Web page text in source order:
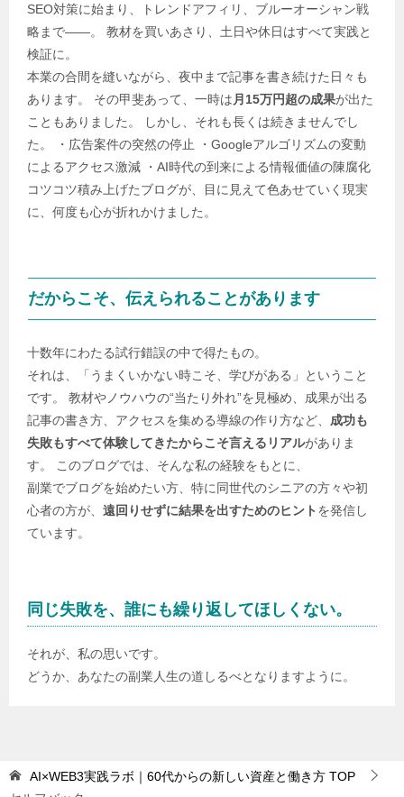
SEO対策に始まり、トレンドアフィリ、ブルーオーシャン戦
略まで――。 教材を買いあさり、土日や休日はすべて実践と
検証に。
本業の合間を縫いながら、夜中まで記事を書き続けた日々も
あります。 その甲斐あって、一時は 月15万円超の成果が出た
こともありました。 しかし、それも長くは続きませんでし
た。 ・広告案件の突然の停止 ・Googleアルゴリズムの変動
によるアクセス激減 ・AI時代の到来による情報価値の陳腐化
コツコツ積み上げたブログが、目に見えて色あせていく現実
に、何度も心が折れかけました。
だからこそ、伝えられることがあります
十数年にわたる試行錯誤の中で得たもの。
それは、「うまくいかない時こそ、学びがある」ということ
です。 教材やノウハウの“当たり外れ”を見極め、成果が出る
記事の書き方、アクセスを集める導線の作り方など、 成功も
失敗もすべて体験してきたからこそ言えるリアルがありま
す。 このブログでは、そんな私の経験をもとに、
副業でブログを始めたい方、特に同世代のシニアの方々や初
心者の方が、 遠回りせずに結果を出すためのヒント を発信し
ています。
同じ失敗を、誰にも繰り返してほしくない。
それが、私の思いです。
どうか、あなたの副業人生の道しるべとなりますように。
AI×WEB3実践ラボ｜60代からの新しい資産と働き方 TOP